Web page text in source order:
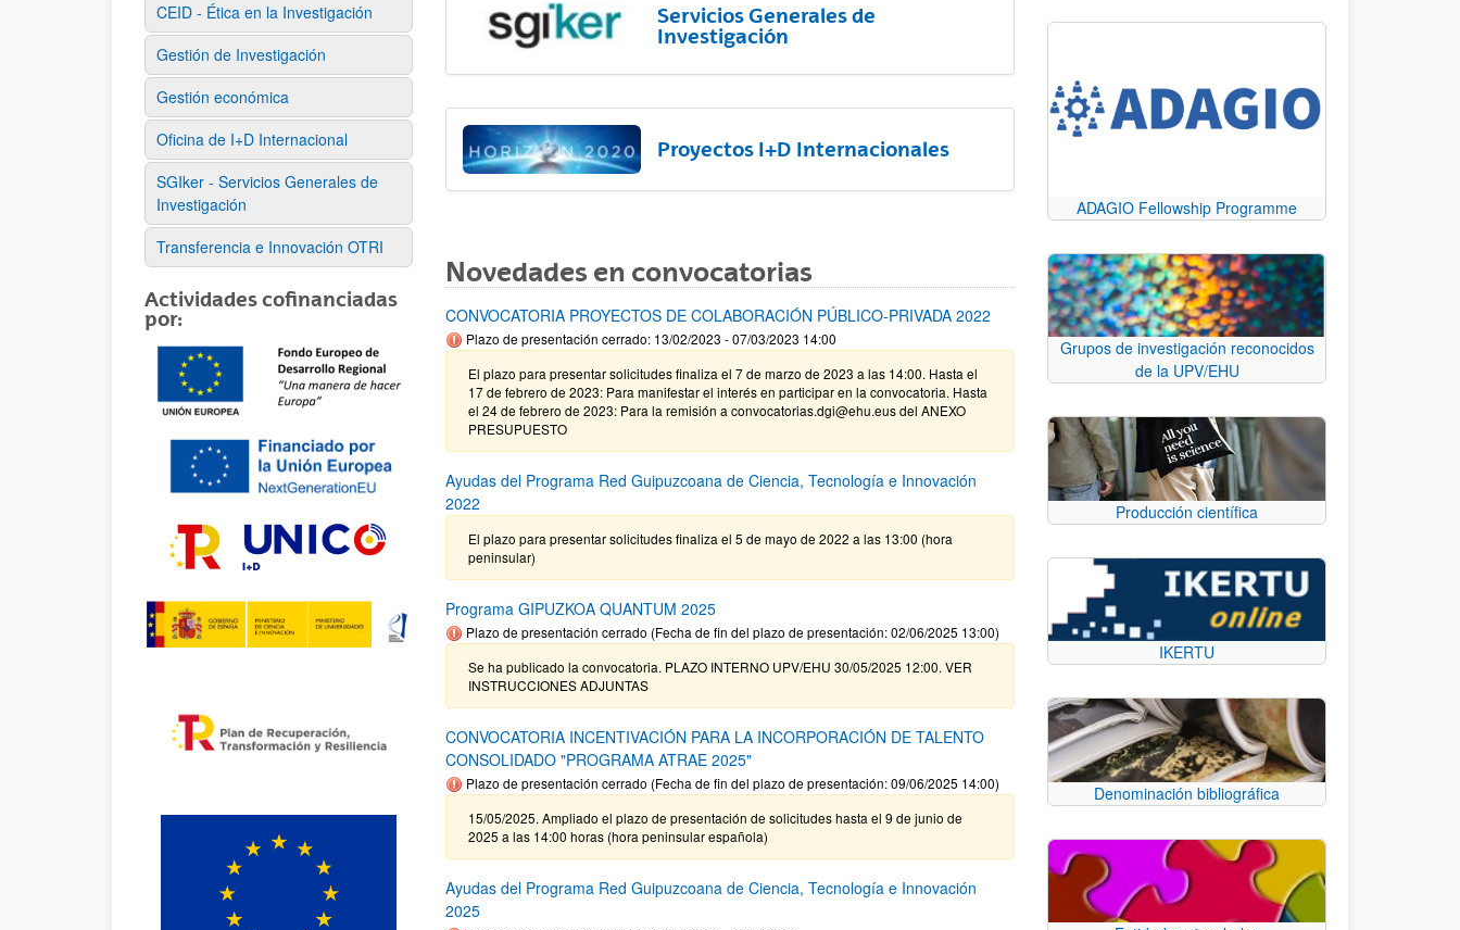
CEID - Ética en la Investigación
Gestión de Investigación
Gestión económica
Oficina de I+D Internacional
SGIker - Servicios Generales de
Investigación
Transferencia e Innovación OTRI
Actividades cofinanciadas
por:
Servicios Generales de
Investigación
Proyectos I+D Internacionales
Novedades en convocatorias
CONVOCATORIA PROYECTOS DE COLABORACIÓN PÚBLICO-PRIVADA 2022
Plazo de presentación cerrado: 13/02/2023 - 07/03/2023 14:00
El plazo para presentar solicitudes finaliza el 7 de marzo de 2023 a las 14:00. Hasta el
17 de febrero de 2023: Para manifestar el interés en participar en la convocatoria. Hasta
el 24 de febrero de 2023: Para la remisión a convocatorias.dgi@ehu.eus del ANEXO
PRESUPUESTO
Ayudas del Programa Red Guipuzcoana de Ciencia, Tecnología e Innovación
2022
El plazo para presentar solicitudes finaliza el 5 de mayo de 2022 a las 13:00 (hora
peninsular)
Programa GIPUZKOA QUANTUM 2025
Plazo de presentación cerrado (Fecha de fin del plazo de presentación: 02/06/2025 13:00)
Se ha publicado la convocatoria. PLAZO INTERNO UPV/EHU 30/05/2025 12:00. VER
INSTRUCCIONES ADJUNTAS
CONVOCATORIA INCENTIVACIÓN PARA LA INCORPORACIÓN DE TALENTO
CONSOLIDADO "PROGRAMA ATRAE 2025"
Plazo de presentación cerrado (Fecha de fin del plazo de presentación: 09/06/2025 14:00)
15/05/2025. Ampliado el plazo de presentación de solicitudes hasta el 9 de junio de
2025 a las 14:00 horas (hora peninsular española)
Ayudas del Programa Red Guipuzcoana de Ciencia, Tecnología e Innovación
2025
ADAGIO Fellowship Programme
Grupos de investigación reconocidos
de la UPV/EHU
Producción científica
IKERTU
Denominación bibliográfica